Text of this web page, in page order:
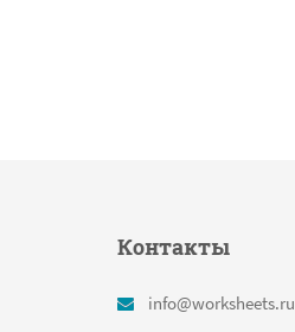
Контакты
info@worksheets.ru